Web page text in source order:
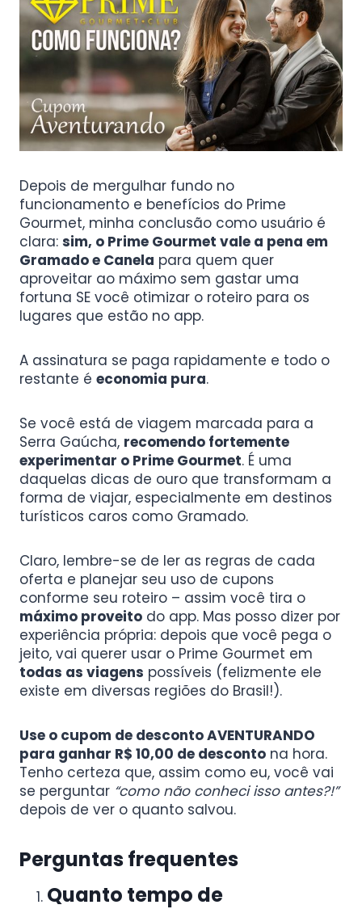
Depois de mergulhar fundo no
funcionamento e benefícios do Prime
Gourmet, minha conclusão como usuário é
clara: sim, o Prime Gourmet vale a pena em
Gramado e Canela para quem quer
aproveitar ao máximo sem gastar uma
fortuna SE você otimizar o roteiro para os
lugares que estão no app.
A assinatura se paga rapidamente e todo o
restante é economia pura.
Se você está de viagem marcada para a
Serra Gaúcha, recomendo fortemente
experimentar o Prime Gourmet. É uma
daquelas dicas de ouro que transformam a
forma de viajar, especialmente em destinos
turísticos caros como Gramado.
Claro, lembre-se de ler as regras de cada
oferta e planejar seu uso de cupons
conforme seu roteiro – assim você tira o
máximo proveito do app. Mas posso dizer por
experiência própria: depois que você pega o
jeito, vai querer usar o Prime Gourmet em
todas as viagens possíveis (felizmente ele
existe em diversas regiões do Brasil!).
Use o cupom de desconto AVENTURANDO
para ganhar R$ 10,00 de desconto na hora.
Tenho certeza que, assim como eu, você vai
se perguntar “como não conheci isso antes?!”
depois de ver o quanto salvou.
Perguntas frequentes
Quanto tempo de